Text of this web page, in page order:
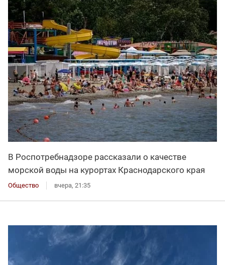
В Роспотребнадзоре рассказали о качестве
морской воды на курортах Краснодарского края
Общество вчера, 21:35